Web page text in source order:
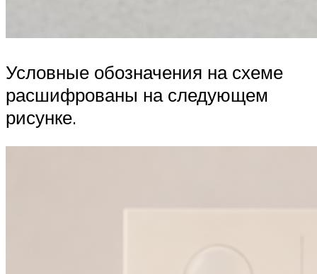
Условные обозначения на схеме
расшифрованы на следующем
рисунке.